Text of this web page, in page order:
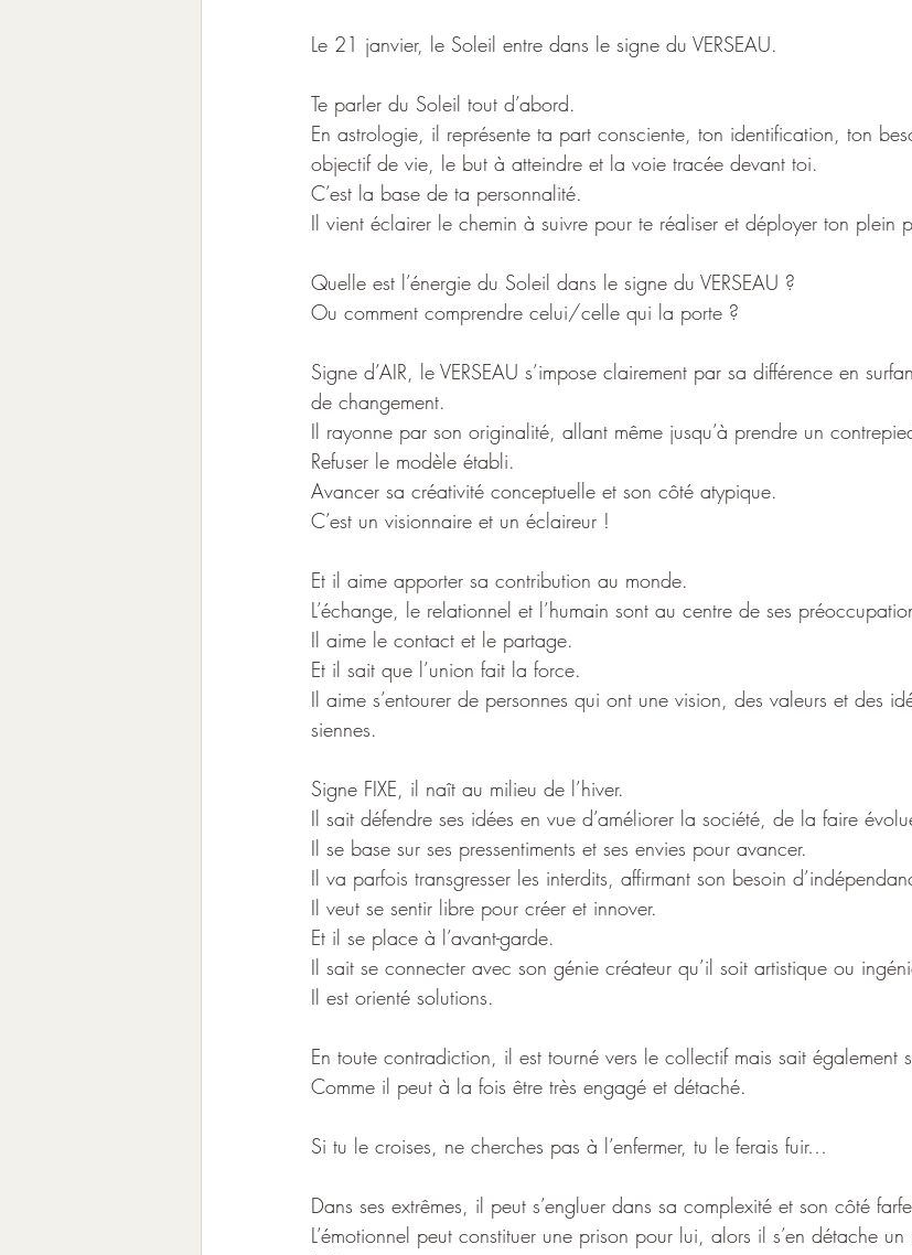
Le 21 janvier, le Soleil entre dans le signe du VERSEAU.
Te parler du Soleil tout d’abord.
En astrologie, il représente ta part consciente, ton identification, ton
objectif de vie, le but à atteindre et la voie tracée devant toi.
C’est la base de ta personnalité.
Il vient éclairer le chemin à suivre pour te réaliser et déployer ton plein
Quelle est l’énergie du Soleil dans le signe du VERSEAU ?
Ou comment comprendre celui/celle qui la porte ?
Signe d’AIR, le VERSEAU s’impose clairement par sa différence en
de changement.
Il rayonne par son originalité, allant même jusqu’à prendre un
Refuser le modèle établi.
Avancer sa créativité conceptuelle et son côté atypique.
C’est un visionnaire et un éclaireur !
Et il aime apporter sa contribution au monde.
L’échange, le relationnel et l’humain sont au centre de ses
Il aime le contact et le partage.
Et il sait que l’union fait la force.
Il aime s’entourer de personnes qui ont une vision, des valeurs et des
siennes.
Signe FIXE, il naît au milieu de l’hiver.
Il sait défendre ses idées en vue d’améliorer la société, de la faire
Il se base sur ses pressentiments et ses envies pour avancer.
Il va parfois transgresser les interdits, affirmant son besoin
Il veut se sentir libre pour créer et innover.
Et il se place à l’avant-garde.
Il sait se connecter avec son génie créateur qu’il soit artistique ou
Il est orienté solutions.
En toute contradiction, il est tourné vers le collectif mais sait également
Comme il peut à la fois être très engagé et détaché.
Si tu le croises, ne cherches pas à l’enfermer, tu le ferais fuir…
Dans ses extrêmes, il peut s’engluer dans sa complexité et son côté
L’émotionnel peut constituer une prison pour lui, alors il s’en détache